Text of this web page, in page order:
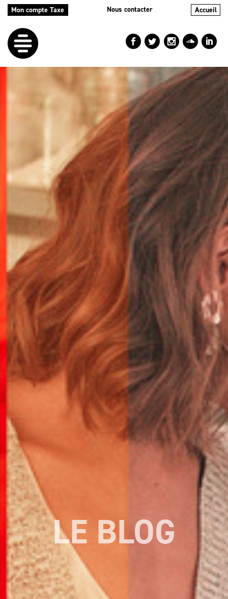
Mon compte Taxe Nous contacter Accueil
LEDÉFI
NOS
AIDES
ACTIONS
LEBLOG
RÉPERTOIRES
LE BLOG